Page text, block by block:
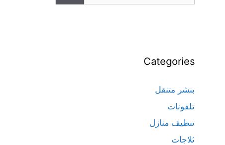
Categories
بنشر متنقل
تلفونات
تنظيف منازل
ثلاجات